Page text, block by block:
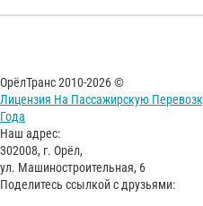
ОрёлТранс 2010-2026 ©
Лицензия На Пассажирскую
Года
Наш адрес:
302008, г. Орёл,
ул. Машиностроительная, 6
Поделитесь ссылкой с друзьями: